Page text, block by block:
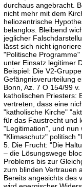
durchaus angebracht.
nicht mehr mit dem
heliozentrische
belanglos. Bleibend
jeglicher
lässt sich nicht
"Politische
unter Einsatz legitimer
Beispiel: Die V2-
Gefängnisverurteilung
Bonn, Az. 7 O 154/99
katholischen Priesters:
vertreten, dass eine
"katholische Kirche"
für das Faustrecht und
"Legitimation", und nun
"Klimaschutz" politisch
5. Die Frucht: "Die
– die Lösungswege
Problems bis zur
zum blinden Vertrauen
Bereits angesichts des